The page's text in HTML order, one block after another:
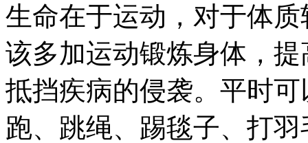
生命在于运动，对于体
该多加运动锻炼身体，
抵挡疾病的侵袭。平时
跑、跳绳、踢毯子、打